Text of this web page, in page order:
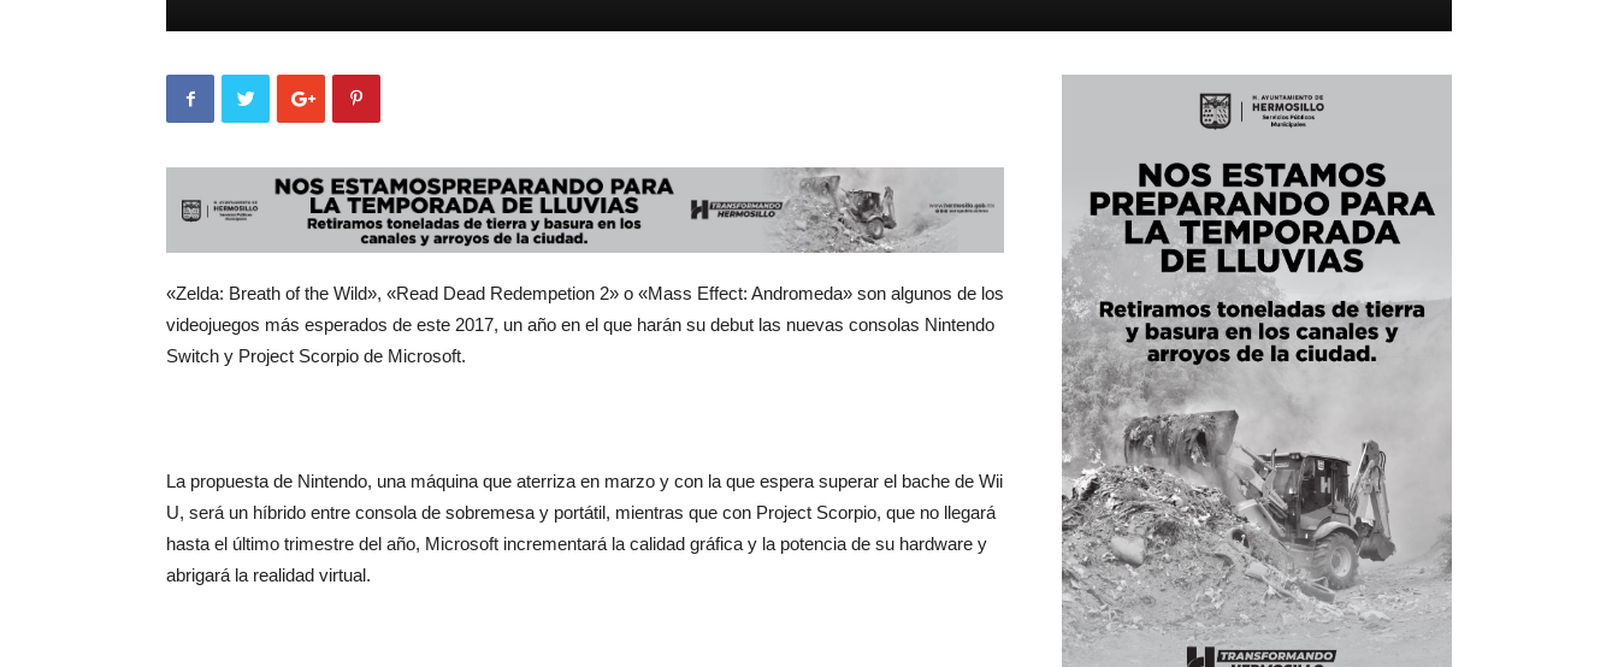
«Zelda: Breath of the Wild», «Read Dead Redempetion 2» o «Mass Effect: Andromeda» son algunos de los
videojuegos más esperados de este 2017, un año en el que harán su debut las nuevas consolas Nintendo
Switch y Project Scorpio de Microsoft.
La propuesta de Nintendo, una máquina que aterriza en marzo y con la que espera superar el bache de Wii
U, será un híbrido entre consola de sobremesa y portátil, mientras que con Project Scorpio, que no llegará
hasta el último trimestre del año, Microsoft incrementará la calidad gráfica y la potencia de su hardware y
abrigará la realidad virtual.